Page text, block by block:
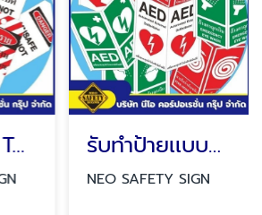
รับผลิตป้าย TAGS รับทำป้ายเเบบพับทรงสามเหลี่ยม
NEO SAFETY SIGN